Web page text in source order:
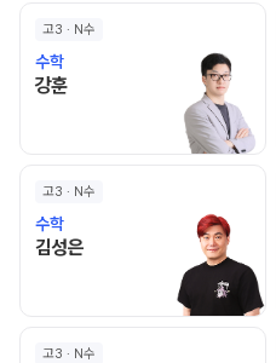
고3 · N수
수학
강훈강훈 선생님 홈 바로가기
고3 · N수
수학
김성은김성은 선생님 홈 바로가기
고3 · N수